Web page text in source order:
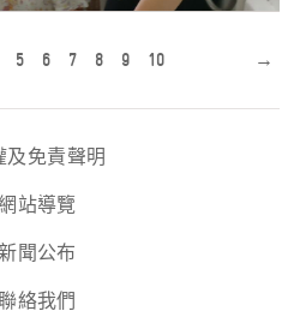
改...
5 6 7 8 9 10 →
及免責聲明
站導覽
聞公布
絡我們